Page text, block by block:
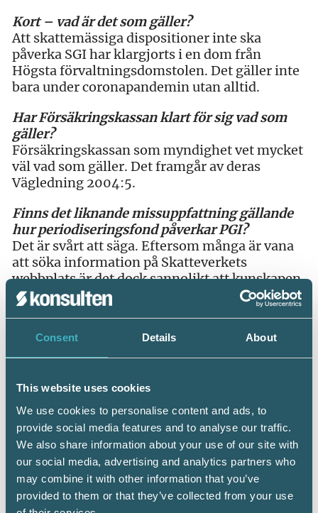
Consent Details About
This website uses cookies
We use cookies to personalise content and ads, to
provide social media features and to analyse our traffic.
We also share information about your use of our site with
our social media, advertising and analytics partners who
may combine it with other information that you’ve
provided to them or that they’ve collected from your use
Kort – vad är det som gäller?
Att skattemässiga dispositioner inte ska
påverka SGI har klargjorts i en dom från
Högsta förvaltningsdomstolen. Det gäller inte
bara under coronapandemin utan alltid.
Har Försäkringskassan klart för sig vad som
gäller?
Försäkringskassan som myndighet vet mycket
väl vad som gäller. Det framgår av deras
Vägledning 2004:5.
Finns det liknande missuppfattning gällande
hur periodiseringsfond påverkar PGI?
Det är svårt att säga. Eftersom många är vana
att söka information på Skatteverkets
webbplats är det dock sannolikt att kunskapen
är bättre när det gäller PGI.
tillfälliga reglerna för periodiseringsfond samt
vad som gäller för SGI och PGI –läs den och få
Dela: